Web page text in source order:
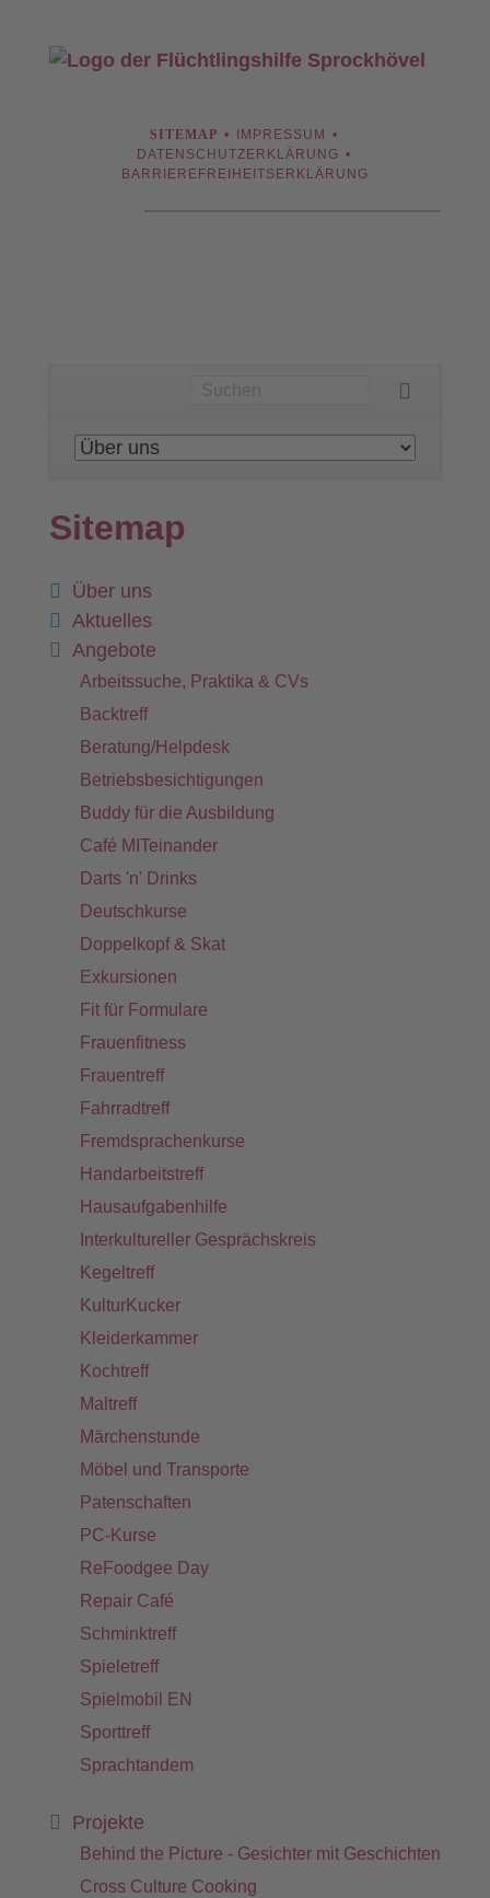
NAVIGATION
ÜBERSPRINGEN
SITEMAP
IMPRESSUM
DATENSCHUTZERKLÄRUNG
BARRIEREFREIHEITSERKLÄRUNG
Navigation
Sitemap
Über uns
Aktuelles
Angebote
Arbeitssuche, Praktika & CVs
Backtreff
Beratung/Helpdesk
Betriebsbesichtigungen
Buddy für die Ausbildung
Café MITeinander
Darts 'n' Drinks
Deutschkurse
Doppelkopf & Skat
Exkursionen
Fit für Formulare
Frauenfitness
Frauentreff
Fahrradtreff
Fremdsprachenkurse
Handarbeitstreff
Hausaufgabenhilfe
Interkultureller Gesprächskreis
Kegeltreff
KulturKucker
Kleiderkammer
Kochtreff
Maltreff
Märchenstunde
Möbel und Transporte
Patenschaften
PC-Kurse
ReFoodgee Day
Repair Café
Schminktreff
Spieletreff
Spielmobil EN
Sporttreff
Sprachtandem
Projekte
Behind the Picture - Gesichter mit Geschichten
Cross Culture Cooking